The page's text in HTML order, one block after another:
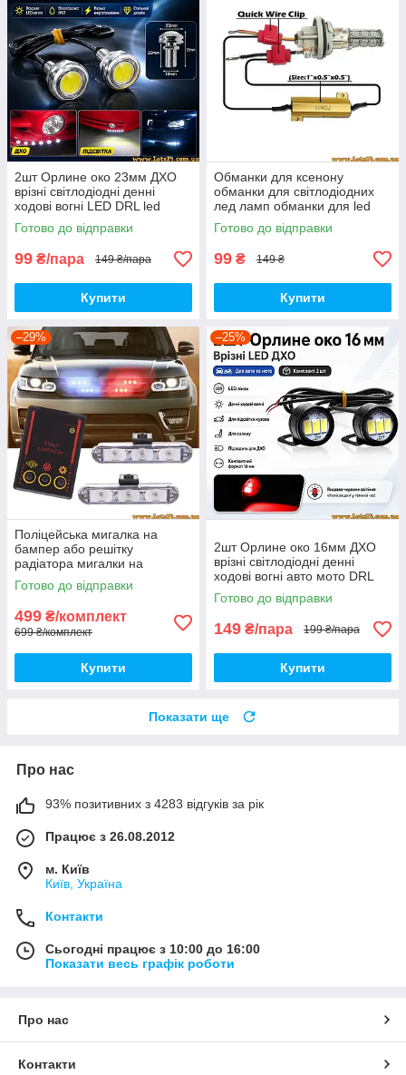
2шт Орлине око 23мм ДХО
врізні світлодіодні денні
ходові вогні LED DRL led
лінзи підсвітка кузова салону
Готово до відправки
99 ₴/пара 149 ₴/пара
Купити
Обманки для ксенону
обманки для світлодіодних
лед ламп обманки для led
ламп резистори CANBUS
50W 6 ОМ 12В
Готово до відправки
99 ₴ 149 ₴
Купити
–29%
Поліцейська мигалка на
бампер або решітку
радіатора мигалки на
радіатор маячки ДХО DRL
стробоскоп
Готово до відправки
499 ₴/комплект
699 ₴/комплект
Купити
–25%
2шт Орлине око 16мм ДХО
врізні світлодіодні денні
ходові вогні авто мото DRL
led лінзи підсвітка кузова
салону повороти птф дхо
Готово до відправки
149 ₴/пара 199 ₴/пара
Купити
Показати ще
Про нас
93% позитивних з 4283 відгуків за рік
Працює з 26.08.2012
м. Київ
Київ, Україна
Контакти
Сьогодні працює з 10:00 до 16:00
Показати весь графік роботи
Про нас
Контакти